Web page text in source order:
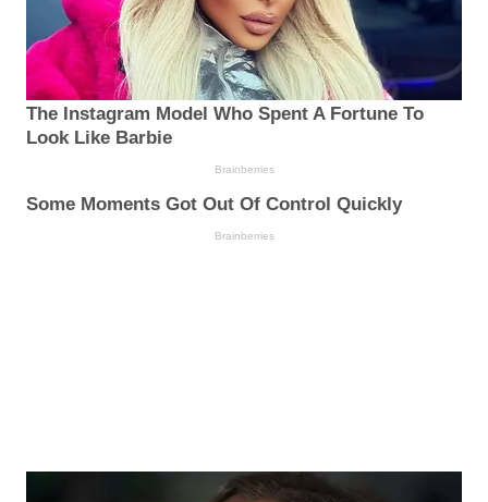
The Instagram Model Who Spent A Fortune To
Look Like Barbie
Brainberries
Some Moments Got Out Of Control Quickly
Brainberries